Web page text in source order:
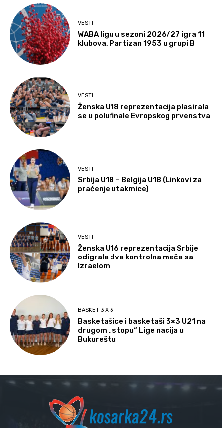
VESTI
WABA ligu u sezoni 2026/27 igra 11
klubova, Partizan 1953 u grupi B
VESTI
Ženska U18 reprezentacija plasirala
se u polufinale Evropskog prvenstva
VESTI
Srbija U18 – Belgija U18 (Linkovi za
praćenje utakmice)
VESTI
Ženska U16 reprezentacija Srbije
odigrala dva kontrolna meča sa
Izraelom
BASKET 3 X 3
Basketašice i basketaši 3×3 U21 na
drugom „stopu“ Lige nacija u
Bukureštu